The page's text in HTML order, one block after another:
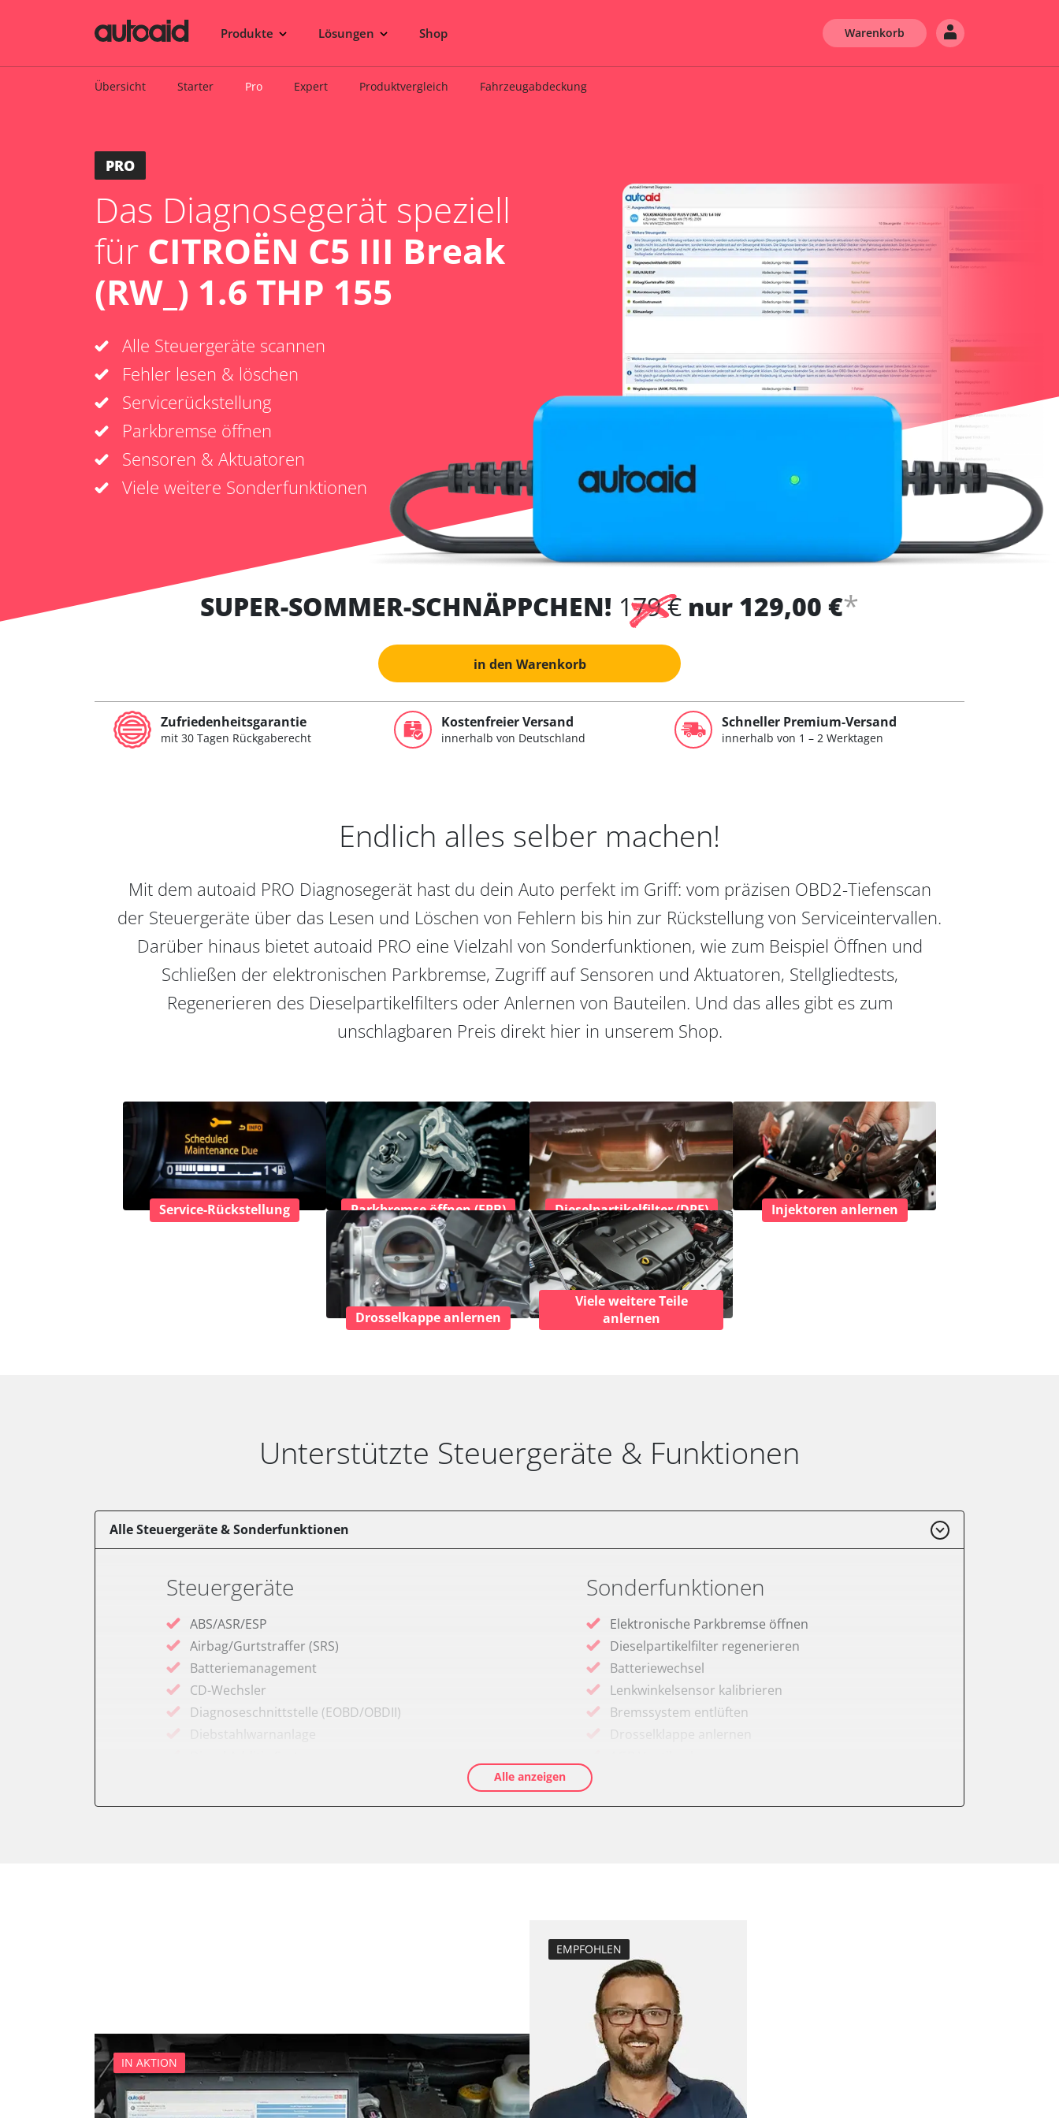
Produkte Lösungen Shop Warenkorb
Übersicht Starter Pro Expert Produktvergleich Fahrzeugabdeckung
PRO
Das Diagnosegerät speziell
für CITROËN C5 III Break
(RW_) 1.6 THP 155
Alle Steuergeräte scannen
Fehler lesen & löschen
Servicerückstellung
Parkbremse öffnen
Sensoren & Aktuatoren
Viele weitere Sonderfunktionen
SUPER-SOMMER-SCHNÄPPCHEN! 179 € nur 129,00 €*
in den Warenkorb
Zufriedenheitsgarantie
mit 30 Tagen Rückgaberecht
Kostenfreier Versand
innerhalb von Deutschland
Schneller Premium-Versand
innerhalb von 1 – 2 Werktagen
Endlich alles selber machen!
Mit dem autoaid PRO Diagnosegerät hast du dein Auto perfekt im Griff: vom präzisen OBD2-Tiefenscan
der Steuergeräte über das Lesen und Löschen von Fehlern bis hin zur Rückstellung von Serviceintervallen.
Darüber hinaus bietet autoaid PRO eine Vielzahl von Sonderfunktionen, wie zum Beispiel Öffnen und
Schließen der elektronischen Parkbremse, Zugriff auf Sensoren und Aktuatoren, Stellgliedtests,
Regenerieren des Dieselpartikelfilters oder Anlernen von Bauteilen. Und das alles gibt es zum
unschlagbaren Preis direkt hier in unserem Shop.
Service-Rückstellung Parkbremse öffnen (EPB) Dieselpartikelfilter (DPF) Injektoren anlernen
Drosselkappe anlernen
Viele weitere Teile
anlernen
Unterstützte Steuergeräte & Funktionen
Alle Steuergeräte & Sonderfunktionen
Steuergeräte
ABS/ASR/ESP
Airbag/Gurtstraffer (SRS)
Batteriemanagement
CD-Wechsler
Diagnoseschnittstelle (EOBD/OBDII)
Diebstahlwarnanlage
Lenksäuleneinheit
Lichtsteuerung
Lichtsteuerung links
Motorsteuerung (EMS)
Sonderfunktionen
Elektronische Parkbremse öffnen
Dieselpartikelfilter regenerieren
Batteriewechsel
Lenkwinkelsensor kalibrieren
Bremssystem entlüften
Drosselklappe anlernen
Elektronische Parkbremse schließen
ESP test
Grundeinstellung
Hochdruckpumpe Initialisierung
Injektoren einstellen
Lamdasonde anlernen
Längsbeschleunigungssensor Nullpunkt-
Kalibrierung
Alle anzeigen
IN AKTION
EMPFOHLEN